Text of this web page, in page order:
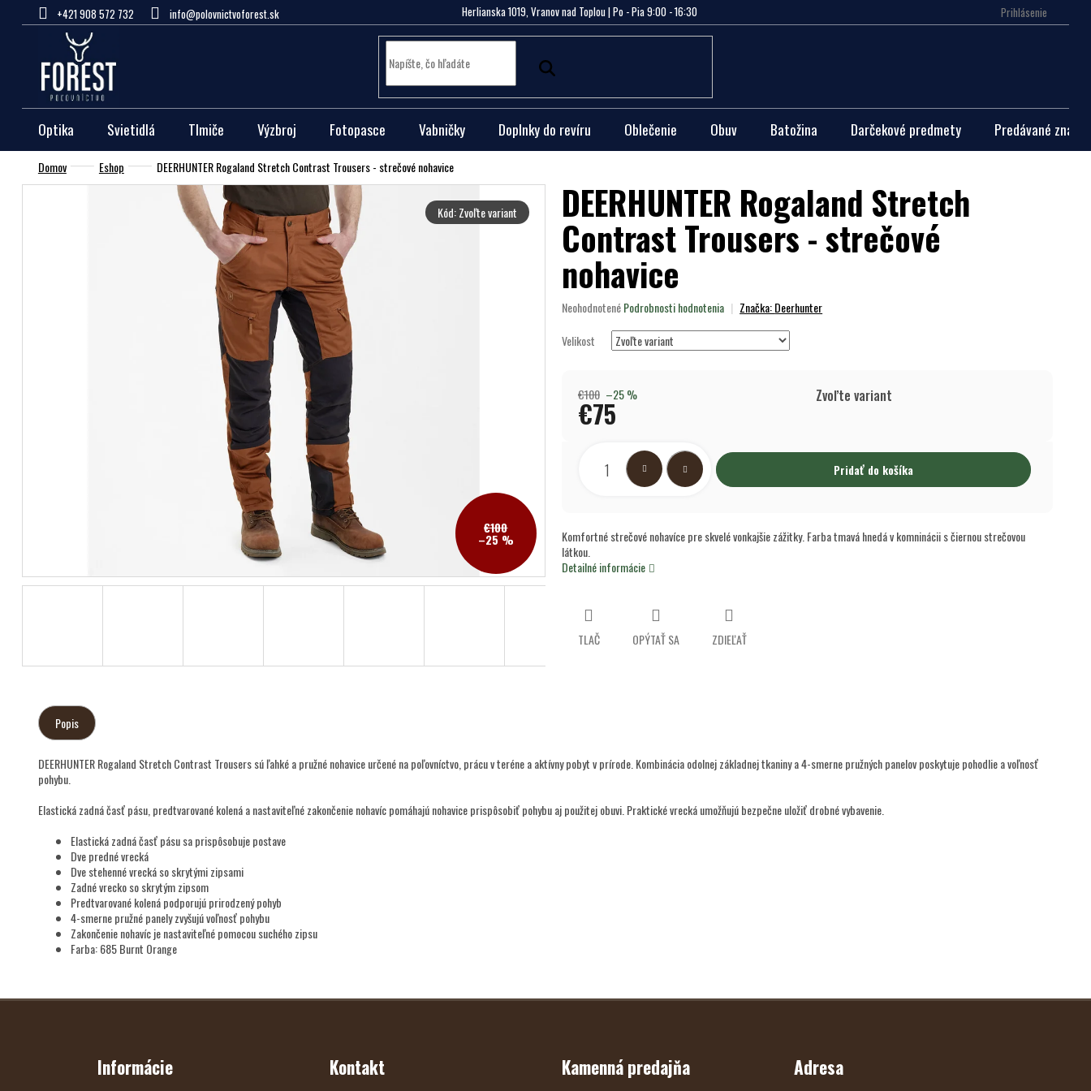
+421 908 572 732 info@polovnictvoforest.sk Herlianska 1019, Vranov nad Toplou | Po - Pia 9:00 - 16:30 Prihlásenie
Optika Svietidlá Tlmiče Výzbroj Fotopasce Vabničky Doplnky do revíru Oblečenie Obuv Batožina Darčekové predmety Predávané značky
Domov Eshop DEERHUNTER Rogaland Stretch Contrast Trousers - strečové nohavice
Kód:Zvoľte variant
€100
–25 %
DEERHUNTER Rogaland Stretch
Contrast Trousers - strečové
nohavice
Priemerné
produktu
hviezdičiek.
NeohodnotenéPodrobnosti hodnotenia Značka:Deerhunter
Velikost
€100 –25 %
€75 Zvoľte variant
Pridať do košíka
Komfortné strečové nohavíce pre skvelé vonkajšie zážitky. Farba tmavá hnedá v komninácii s čiernou strečovou
látkou.
Detailné informácie
TLAČ OPÝTAŤ SA ZDIEĽAŤ
Popis
DEERHUNTER Rogaland Stretch Contrast Trousers sú ľahké a pružné nohavice určené na poľovníctvo, prácu v teréne a aktívny pobyt v prírode. Kombinácia odolnej základnej tkaniny a 4-smerne pružných panelov poskytuje pohodlie a voľnosť
pohybu.
Elastická zadná časť pásu, predtvarované kolená a nastaviteľné zakončenie nohavíc pomáhajú nohavice prispôsobiť pohybu aj použitej obuvi. Praktické vrecká umožňujú bezpečne uložiť drobné vybavenie.
Elastická zadná časť pásu sa prispôsobuje postave
Dve predné vrecká
Dve stehenné vrecká so skrytými zipsami
Zadné vrecko so skrytým zipsom
Predtvarované kolená podporujú prirodzený pohyb
4-smerne pružné panely zvyšujú voľnosť pohybu
Zakončenie nohavíc je nastaviteľné pomocou suchého zipsu
Farba: 685 Burnt Orange
Z
Informácie Kontakt Kamenná predajňa Adresa